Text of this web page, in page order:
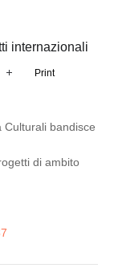
internazionali
Print
Culturali bandisce
di ambito